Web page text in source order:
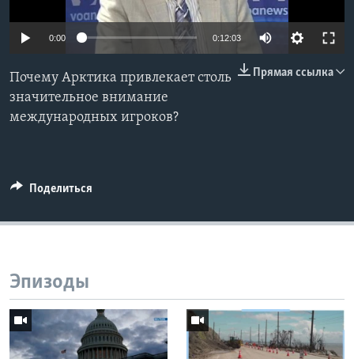
Learning English
СОЦИАЛЬНЫЕ СЕТИ
0:00 0:12:03
Прямая ссылка
Почему Арктика привлекает столь
значительное внимание
международных игроков?
Поделиться
Эпизоды